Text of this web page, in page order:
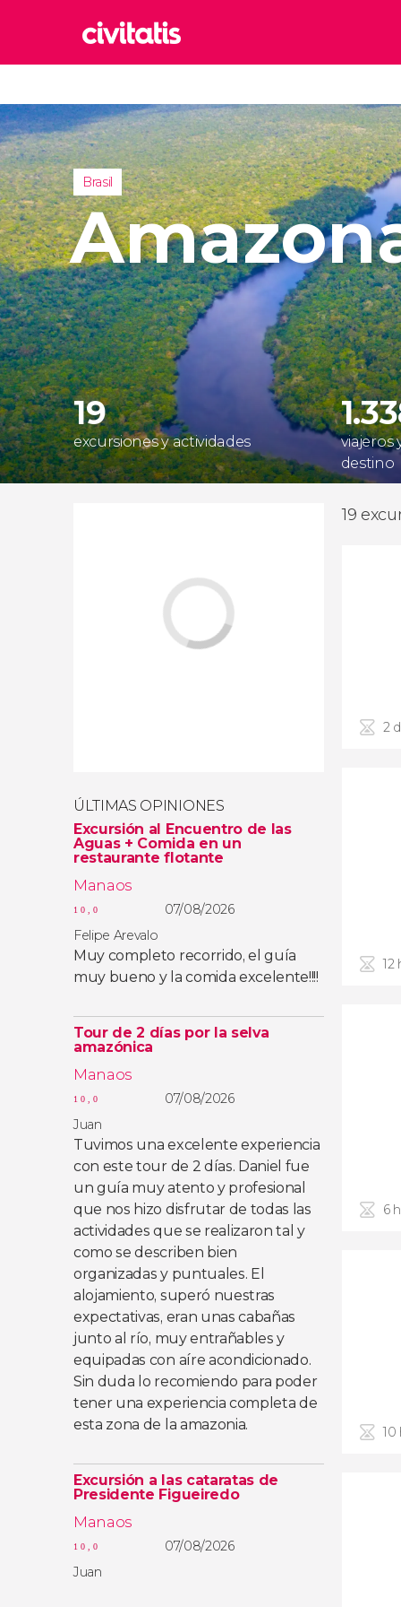
Italia
Reino
Reino
Turquía
Brasil
19
excursiones y actividades
viajeros
destino
ÚLTIMAS OPINIONES
Excursión al Encuentro de las
Aguas + Comida en un
restaurante flotante
Manaos
10,0
07/08/2026
Felipe Arevalo
Muy completo recorrido, el guía
muy bueno y la comida excelente!!!!
Tour de 2 días por la selva
amazónica
Manaos
10,0
07/08/2026
Juan
Tuvimos una excelente experiencia
con este tour de 2 días. Daniel fue
un guía muy atento y profesional
que nos hizo disfrutar de todas las
actividades que se realizaron tal y
como se describen bien
organizadas y puntuales. El
alojamiento, superó nuestras
expectativas, eran unas cabañas
junto al río, muy entrañables y
equipadas con aíre acondicionado.
Sin duda lo recomiendo para poder
tener una experiencia completa de
esta zona de la amazonia.
Excursión a las cataratas de
Presidente Figueiredo
Manaos
10,0
07/08/2026
Juan
19
2
12
6
10